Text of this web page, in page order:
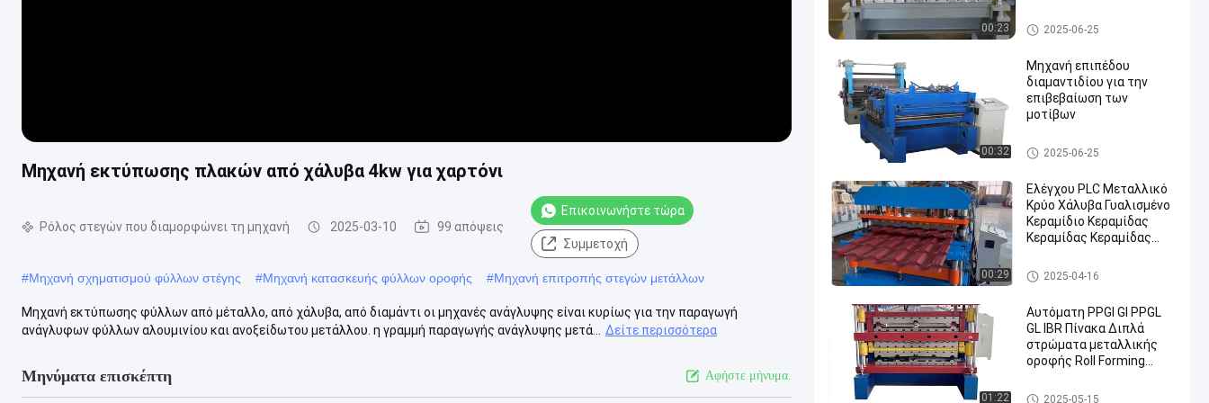
Μηχανή εκτύπωσης πλακών από χάλυβα 4kw για χαρτόνι
Ρόλος στεγών που διαμορφώνει τη μηχανή 2025-03-10 99 απόψεις
Επικοινωνήστε τώρα
Συμμετοχή
#Μηχανή σχηματισμού φύλλων στέγης #Μηχανή κατασκευής φύλλων οροφής #Μηχανή επιτροπής στεγών μετάλλων
Μηχανή εκτύπωσης φύλλων από μέταλλο, από χάλυβα, από διαμάντι οι μηχανές ανάγλυψης είναι κυρίως για την παραγωγή
ανάγλυφων φύλλων αλουμινίου και ανοξείδωτου μετάλλου. η γραμμή παραγωγής ανάγλυψης μετά...
Δείτε περισσότερα
Μηνύματα επισκέπτη Αφήστε μήνυμα.
00:23
και Τοίχου
Ρόλος στεγών που διαμορφ
ώνει τη μηχανή
2025-06-25
00:32
Μηχανή επιπέδου
διαμαντιδίου για την
επιβεβαίωση των
μοτίβων
Ρόλος στεγών που διαμορφ
ώνει τη μηχανή
2025-06-25
00:29
Ελέγχου PLC Μεταλλικό
Κρύο Χάλυβα Γυαλισμένο
Κεραμίδιο Κεραμίδας
Κεραμίδας Κεραμίδας
Κεραμίδας Φαρμακευτικό
Εργοστάσιο
Ρόλος στεγών που διαμορφ
ώνει τη μηχανή
2025-04-16
01:22
Αυτόματη PPGI GI PPGL
GL IBR Πίνακα Διπλά
στρώματα μεταλλικής
οροφής Roll Forming
κυματοειδής οροφή
Διπλός ρόλος στρώματος πο
2025-05-15